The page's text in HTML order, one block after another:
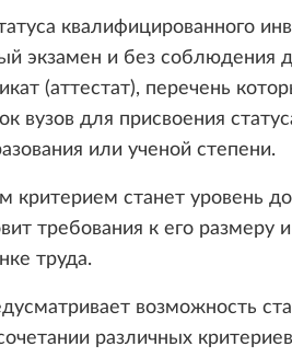
квалифицированного
экзамен и без соблюдения
(аттестат), перечень
вузов для присвоения
или ученой степени.
критерием станет уровень
требования к его размеру
труда.
возможность
различных